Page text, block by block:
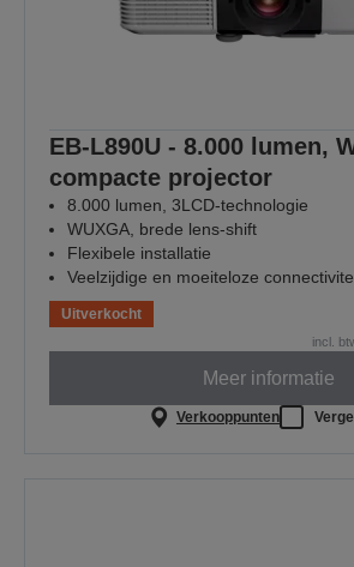
EB-L890U - 8.000 lumen,
compacte projector
8.000 lumen, 3LCD-technologie
WUXGA, brede lens-shift
Flexibele installatie
Veelzijdige en moeiteloze
Uitverkocht
incl.
Meer informatie
Verkooppunten